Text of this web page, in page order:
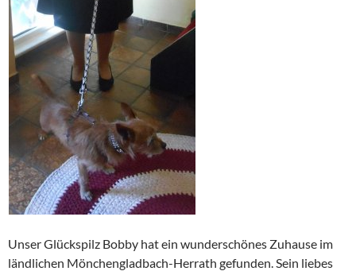
Unser Glückspilz Bobby hat ein wunderschönes Zuhause im
ländlichen Mönchengladbach-Herrath gefunden. Sein liebes